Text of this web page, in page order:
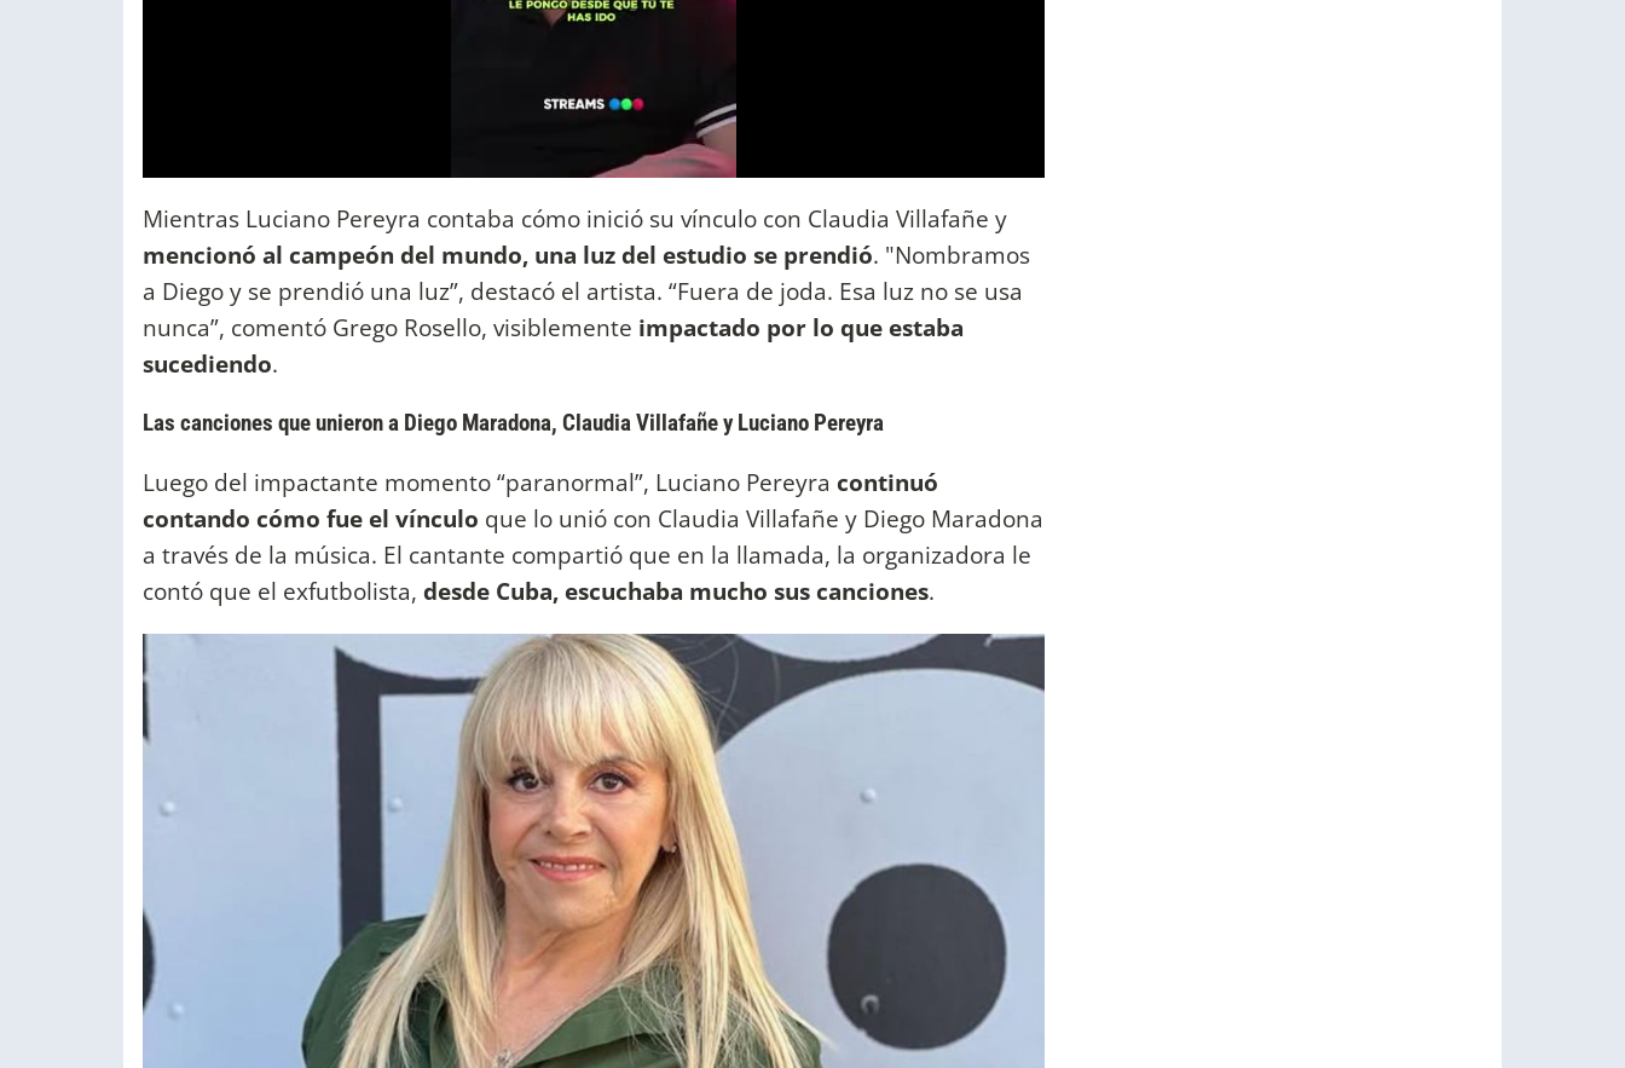
Mientras Luciano Pereyra contaba cómo inició su vínculo con Claudia Villafañe y
mencionó al campeón del mundo, una luz del estudio se prendió. "Nombramos
a Diego y se prendió una luz”, destacó el artista. “Fuera de joda. Esa luz no se usa
nunca”, comentó Grego Rosello, visiblemente impactado por lo que estaba
sucediendo.
Las canciones que unieron a Diego Maradona, Claudia Villafañe y Luciano Pereyra
Luego del impactante momento “paranormal”, Luciano Pereyra continuó
contando cómo fue el vínculo que lo unió con Claudia Villafañe y Diego Maradona
a través de la música. El cantante compartió que en la llamada, la organizadora le
contó que el exfutbolista, desde Cuba, escuchaba mucho sus canciones.